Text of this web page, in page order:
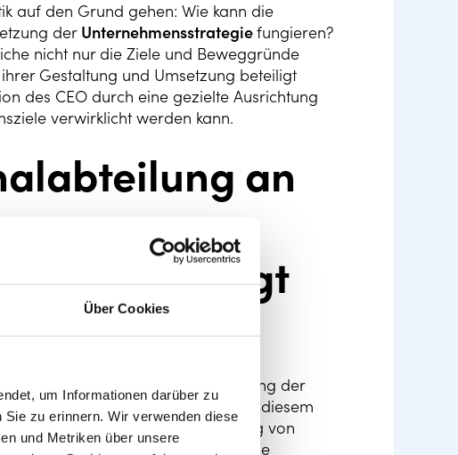
Über Cookies
um Informationen darüber zu
zu erinnern. Wir verwenden diese
und Metriken über unsere
auf den Grund gehen: Wie kann die
der Unternehmensstrategiefungieren?
nicht nur die Ziele und Beweggründe
Gestaltung und Umsetzung beteiligt
des CEO durch eine gezielte Ausrichtung
verwirklicht werden kann.
an
beteiligt
was eine kontinuierliche Anpassung der
gerecht zu werden. In diesem
in die strategische Planung von
Entscheidung beeinflusst direkt die